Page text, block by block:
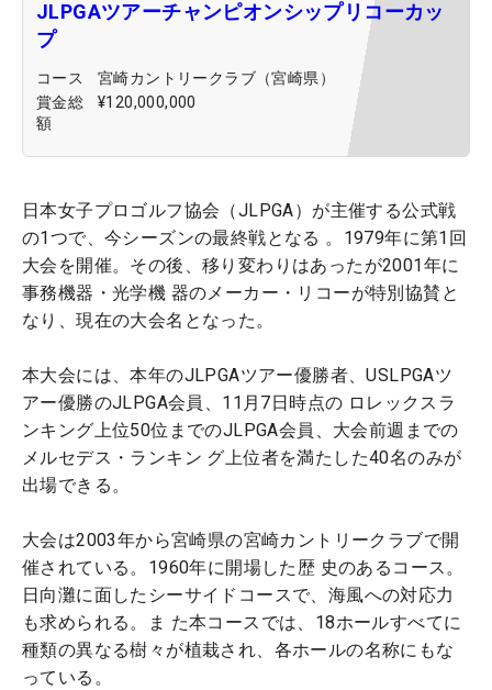
JLPGAツアーチャンピオンシップリコーカッ
プ
コース
宮崎カントリークラブ（宮崎県）
賞金総
額
¥120,000,000
日本女子プロゴルフ協会（JLPGA）が主催する公式戦
の1つで、今シーズンの最終戦となる 。1979年に第1回
大会を開催。その後、移り変わりはあったが2001年に
事務機器・光学機 器のメーカー・リコーが特別協賛と
なり、現在の大会名となった。
本大会には、本年のJLPGAツアー優勝者、USLPGAツ
アー優勝のJLPGA会員、11月7日時点の ロレックスラ
ンキング上位50位までのJLPGA会員、大会前週までの
メルセデス・ランキン グ上位者を満たした40名のみが
出場できる。
大会は2003年から宮崎県の宮崎カントリークラブで開
催されている。1960年に開場した歴 史のあるコース。
日向灘に面したシーサイドコースで、海風への対応力
も求められる。ま た本コースでは、18ホールすべてに
種類の異なる樹々が植栽され、各ホールの名称にもな
っている。